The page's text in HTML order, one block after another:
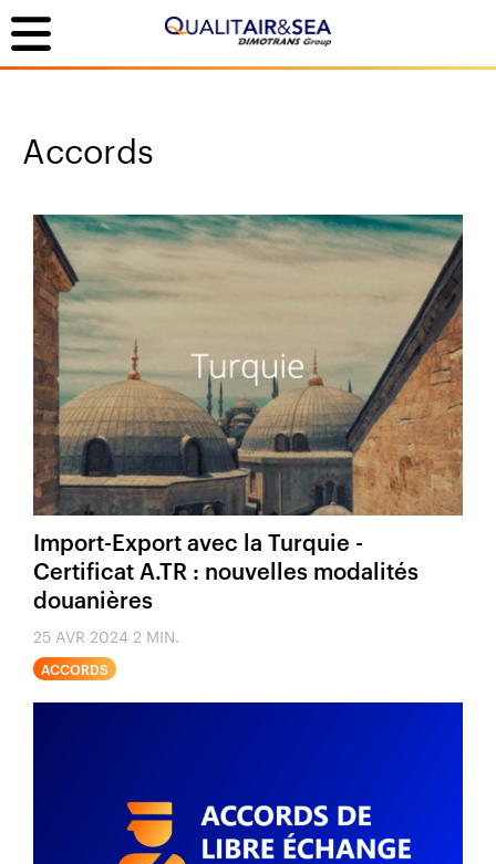
Accords
Import-Export avec la Turquie -
Certificat A.TR : nouvelles modalités
douanières
25 AVR 2024 2 MIN.
ACCORDS